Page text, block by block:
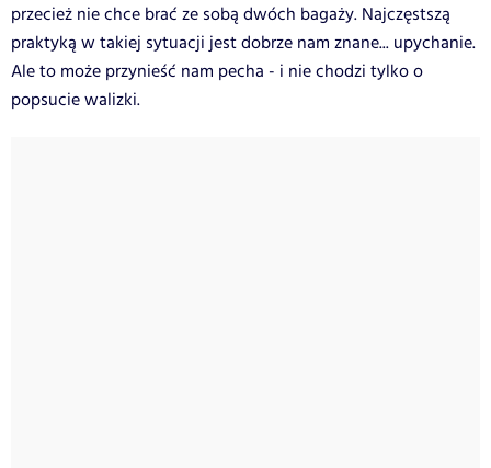
przecież nie chce brać ze sobą dwóch bagaży. Najczęstszą
praktyką w takiej sytuacji jest dobrze nam znane... upychanie.
Ale to może przynieść nam pecha - i nie chodzi tylko o
popsucie walizki.